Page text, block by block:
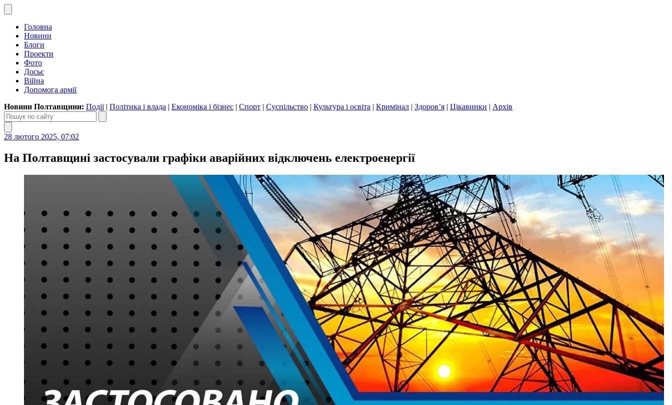
Головна
Новини
Блоги
Проекти
Фото
Досьє
Війна
Допомога армії
Новини Полтавщини: Події| Політика і влада | Економіка і бізнес | Спорт | Суспільство | Культура і освіта | Кримінал | Здоров’я | Цікавинки | Архів
28 лютого 2025, 07:02
На Полтавщині застосували графіки аварійних відключень електроенергії